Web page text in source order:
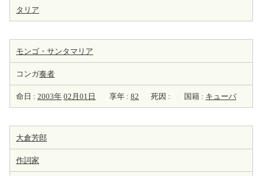
タリア
モンゴ・サンタマリア
コンガ奏者
命日 : 2003年 02月01日 享年 : 82 死因 : 国籍 : キューバ
大倉芳郎
作詞家